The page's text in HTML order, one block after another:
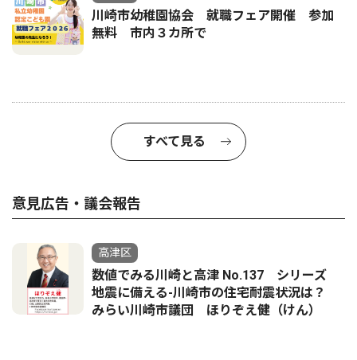
川崎市幼稚園協会 就職フェア開催 参加
無料 市内３カ所で
すべて見る
意見広告・議会報告
高津区
数値でみる川崎と高津 No.137 シリーズ
地震に備える-川崎市の住宅耐震状況は？
みらい川崎市議団 ほりぞえ健（けん）